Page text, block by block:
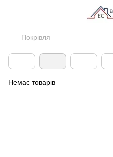
Покрівля
Немає товарів